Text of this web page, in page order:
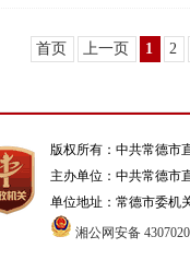
首页 上一页 1 2
版权所有：中共常德市
主办单位：中共常德市
单位地址：常德市委机
湘公网安备